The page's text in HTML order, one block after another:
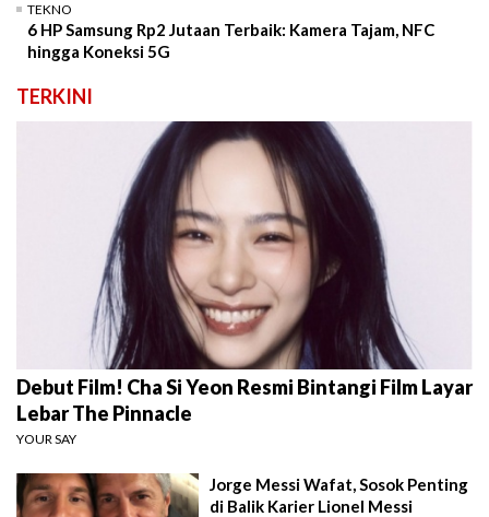
TEKNO
6 HP Samsung Rp2 Jutaan Terbaik: Kamera Tajam, NFC
hingga Koneksi 5G
TERKINI
Debut Film! Cha Si Yeon Resmi Bintangi Film Layar
Lebar The Pinnacle
YOUR SAY
Jorge Messi Wafat, Sosok Penting
di Balik Karier Lionel Messi